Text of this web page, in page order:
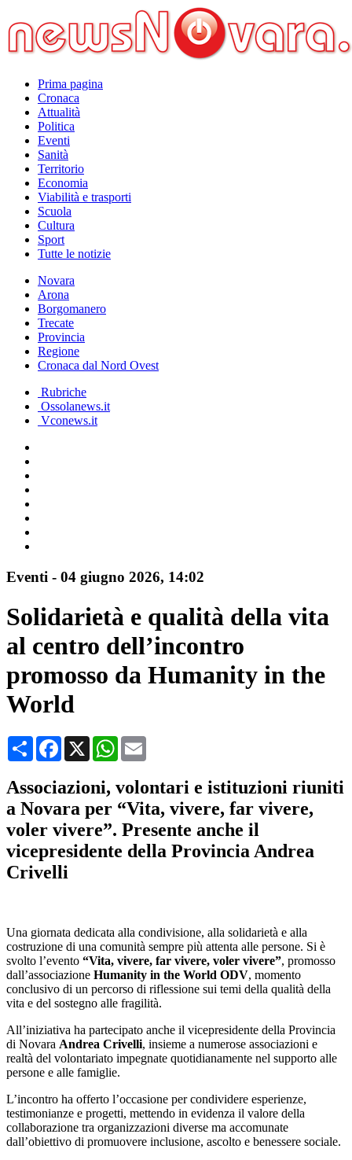
Prima pagina
Cronaca
Attualità
Politica
Eventi
Sanità
Territorio
Economia
Viabilità e trasporti
Scuola
Cultura
Sport
Tutte le notizie
Novara
Arona
Borgomanero
Trecate
Provincia
Regione
Cronaca dal Nord Ovest
Rubriche
Ossolanews.it
Vconews.it
Eventi - 04 giugno 2026, 14:02
Solidarietà e qualità della vita
al centro dell’incontro
promosso da Humanity in the
World
CondividiFacebook
X WhatsApp
Associazioni, volontari e istituzioni riuniti
a Novara per “Vita, vivere, far vivere,
voler vivere”. Presente anche il
vicepresidente della Provincia Andrea
Crivelli
Una giornata dedicata alla condivisione, alla solidarietà e alla
costruzione di una comunità sempre più attenta alle persone. Si è
svolto l’evento “Vita, vivere, far vivere, voler vivere”, promosso
dall’associazione Humanity in the World ODV, momento
conclusivo di un percorso di riflessione sui temi della qualità della
vita e del sostegno alle fragilità.
All’iniziativa ha partecipato anche il vicepresidente della Provincia
di Novara Andrea Crivelli, insieme a numerose associazioni e
realtà del volontariato impegnate quotidianamente nel supporto alle
persone e alle famiglie.
L’incontro ha offerto l’occasione per condividere esperienze,
testimonianze e progetti, mettendo in evidenza il valore della
collaborazione tra organizzazioni diverse ma accomunate
dall’obiettivo di promuovere inclusione, ascolto e benessere sociale.